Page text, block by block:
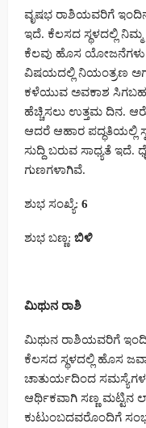
ವೃಷಭ ರಾಶಿಯವರಿಗೆ
ಇದೆ. ಕೆಲಸದ ಸ್ಥಳದಲ್ಲಿ
ಕೆಲವು ಹೊಸ
ವಿಷಯದಲ್ಲಿ ನಿಯಂತ್ರಣ
ಕಳೆಯುವ ಅವಕಾಶ
ಹೆಚ್ಚಿಸಲು ಉತ್ತಮ ದಿನ.
ಆದರೆ ಆಹಾರ ಪದ್ಧತಿಯಲ್ಲಿ
ಸುದ್ದಿ ಬರುವ ಸಾಧ್ಯತೆ
ಗುಣಗಳಾಗಿವೆ.
ಶುಭ ಸಂಖ್ಯೆ: 6
ಶುಭ ಬಣ್ಣ: ಬಿಳಿ
ಮಿಥುನ ರಾಶಿ
ಮಿಥುನ ರಾಶಿಯವರಿಗೆ
ಕೆಲಸದ ಸ್ಥಳದಲ್ಲಿ ಹೊಸ
ಚಾತುರ್ಯದಿಂದ
ಆರ್ಥಿಕವಾಗಿ ಸಣ್ಣ ಮಟ್ಟಿನ
ಕುಟುಂಬದವರೊಂದಿಗೆ